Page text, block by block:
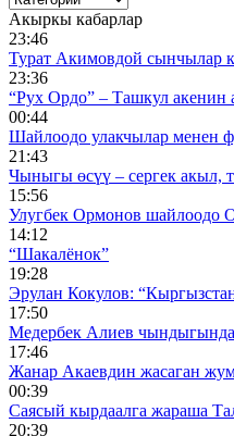
Акыркы кабарлар
23:46
Турат Акимовдой сынчылар
23:36
“Рух Ордо” – Ташкул акенин
00:44
Шайлоодо улакчылар менен
21:43
Чыныгы өсүү – сергек акыл,
15:56
Улугбек Ормонов шайлоодо
14:12
“Шакалёнок”
19:28
Эрулан Кокулов:
17:50
Медербек Алиев
17:46
Жанар Акаевдин жасаган
00:39
Саясый кырдаалга жараша
20:39